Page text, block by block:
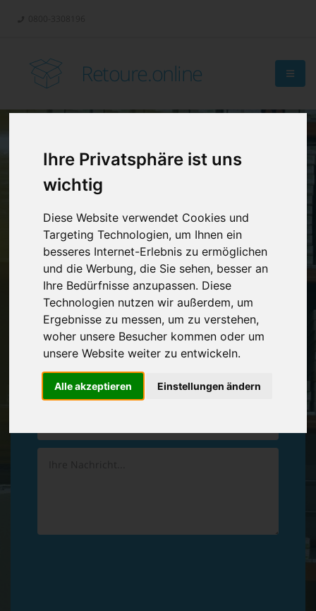
Ihre Privatsphäre ist uns
wichtig
Diese Website verwendet Cookies und
Targeting Technologien, um Ihnen ein
besseres Internet-Erlebnis zu ermöglichen
und die Werbung, die Sie sehen, besser an
Ihre Bedürfnisse anzupassen. Diese
Technologien nutzen wir außerdem, um
Ergebnisse zu messen, um zu verstehen,
woher unsere Besucher kommen oder um
unsere Website weiter zu entwickeln.
Alle akzeptieren Einstellungen ändern
Retoure.online
Retouren-
Management?
Vereinbaren Sie einenRückruf
Hinterlassen Sie uns gern eine persönliche Nachricht.